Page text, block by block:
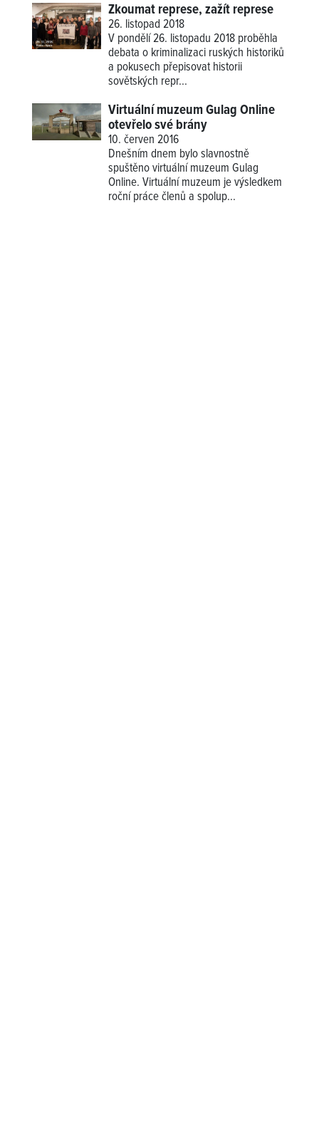
Zkoumat represe, zažít represe
26. listopad 2018
V pondělí 26. listopadu 2018 proběhla
debata o kriminalizaci ruských historiků
a pokusech přepisovat historii
sovětských repr...
Virtuální muzeum Gulag Online
otevřelo své brány
10. červen 2016
Dnešním dnem bylo slavnostně
spuštěno virtuální muzeum Gulag
Online. Virtuální muzeum je výsledkem
roční práce členů a spolup...